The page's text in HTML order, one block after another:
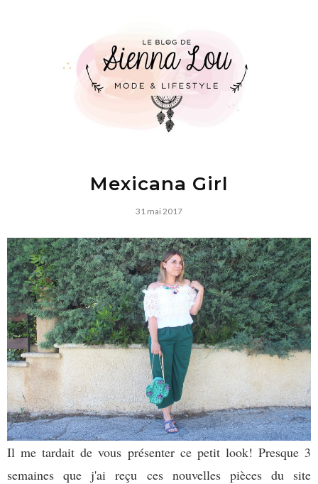
Mexicana Girl
31 mai 2017
Il me tardait de vous présenter ce petit look! Presque 3
semaines que j'ai reçu ces nouvelles pièces du site